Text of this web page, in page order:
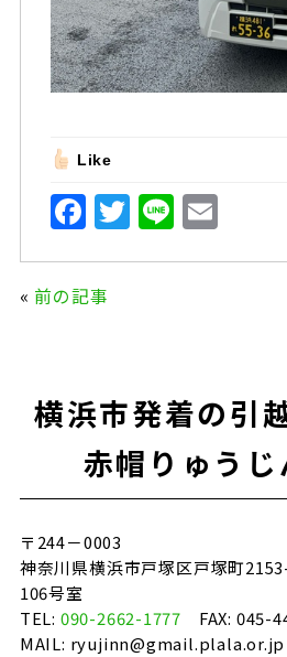
Like
F
a
c
e
o
o
k
T
w
Li
n
E
« 前の記事
横浜市発着の引
赤帽りゅう
〒244－0003
神奈川県横浜市戸塚区戸塚町
106号室
TEL: 090-2662-1777 FAX: 045-
MAIL: ryujinn@gmail.plala.or.jp